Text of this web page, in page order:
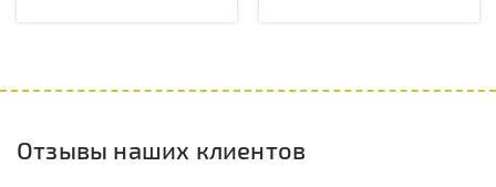
Отзывы наших клиентов